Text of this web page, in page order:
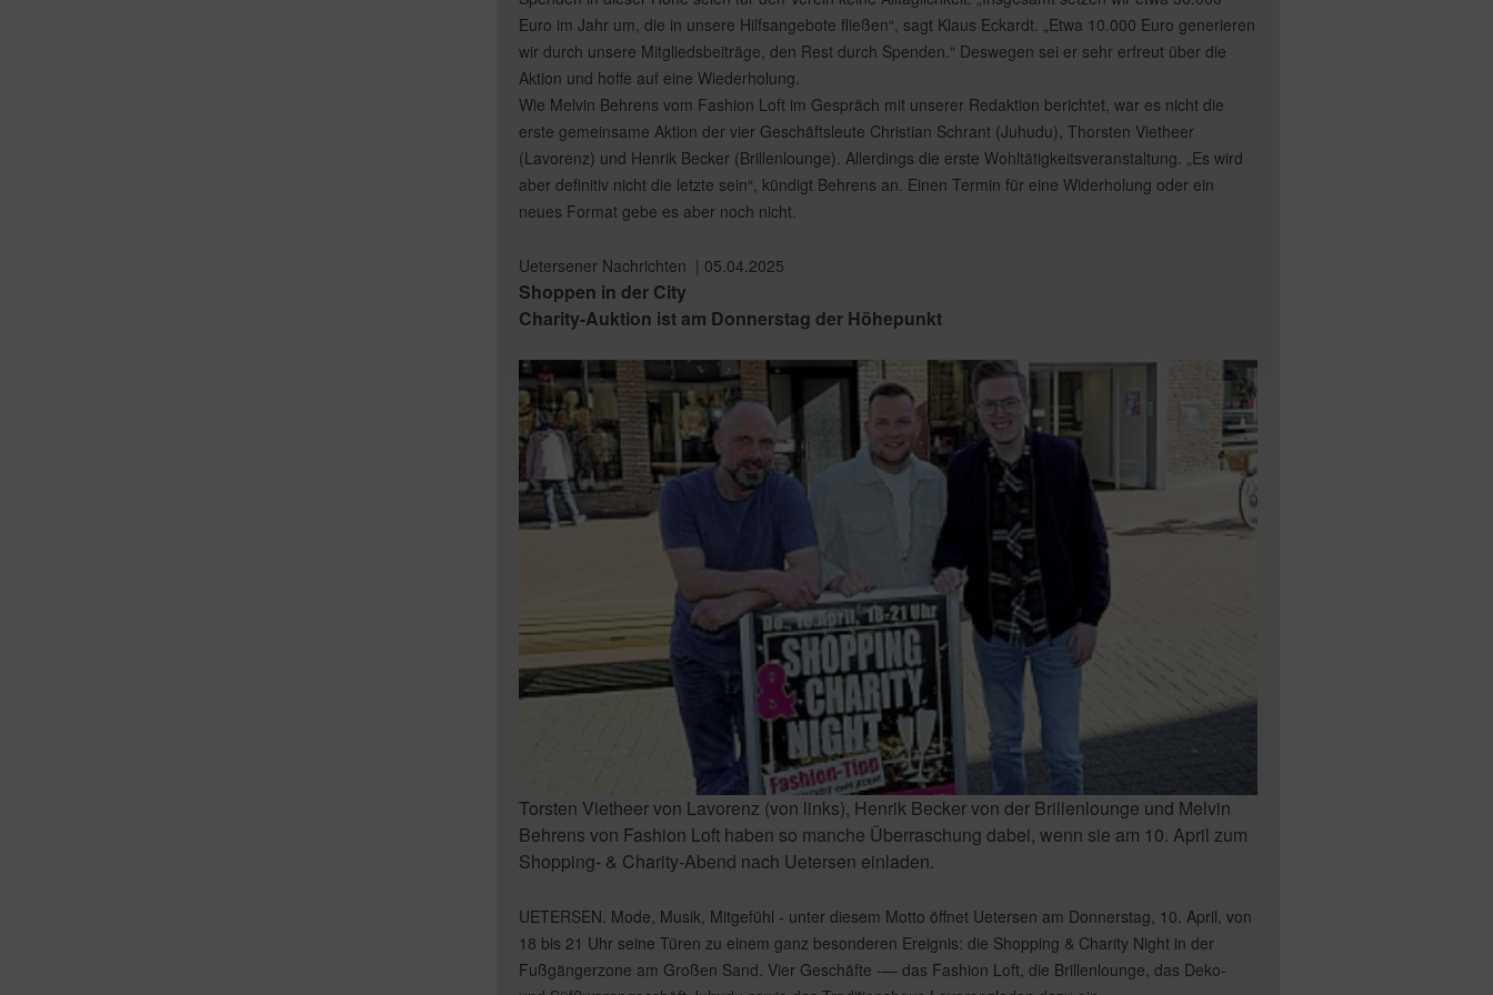
Euro im Jahr um, die in unsere Hilfsangebote fließen“, sagt Klaus Eckardt. „Etwa 10.000 Euro generieren
wir durch unsere Mitgliedsbeiträge, den Rest durch Spenden.“ Deswegen sei er sehr erfreut über die
Aktion und hoffe auf eine Wiederholung.
Wie Melvin Behrens vom Fashion Loft im Gespräch mit unserer Redaktion berichtet, war es nicht die
erste gemeinsame Aktion der vier Geschäftsleute Christian Schrant (Juhudu), Thorsten Vietheer
(Lavorenz) und Henrik Becker (Brillenlounge). Allerdings die erste Wohltätigkeitsveranstaltung. „Es wird
aber definitiv nicht die letzte sein“, kündigt Behrens an. Einen Termin für eine Widerholung oder ein
neues Format gebe es aber noch nicht.
Uetersener Nachrichten | 05.04.2025
Shoppen in der City
Charity-Auktion ist am Donnerstag der Höhepunkt
Torsten Vietheer von Lavorenz (von links), Henrik Becker von der Brillenlounge und Melvin
Behrens von Fashion Loft haben so manche Überraschung dabei, wenn sie am 10. April zum
Shopping- & Charity-Abend nach Uetersen einladen.
UETERSEN. Mode, Musik, Mitgefühl - unter diesem Motto öffnet Uetersen am Donnerstag, 10. April, von
18 bis 21 Uhr seine Türen zu einem ganz besonderen Ereignis: die Shopping & Charity Night in der
Fußgängerzone am Großen Sand. Vier Geschäfte -— das Fashion Loft, die Brillenlounge, das Deko-